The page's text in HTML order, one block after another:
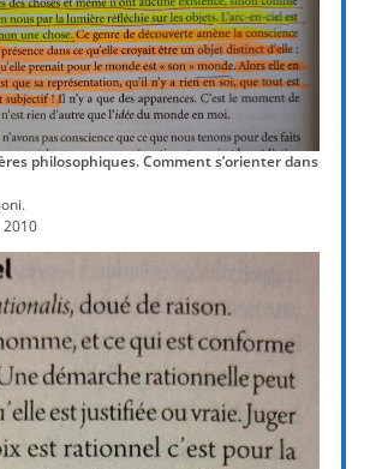
philosophiques. Comment s’orienter dans
2010